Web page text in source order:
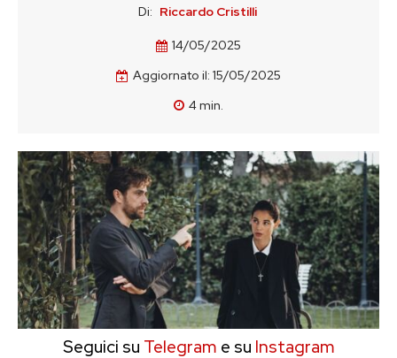
Di: Riccardo Cristilli
14/05/2025
Aggiornato il: 15/05/2025
4min.
Seguici su Telegram e su Instagram